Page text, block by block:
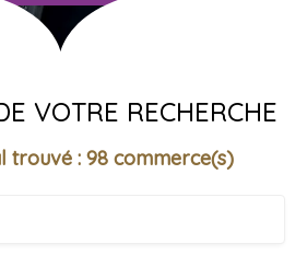
VOTRE RECHERCHE
trouvé : 98 commerce(s)